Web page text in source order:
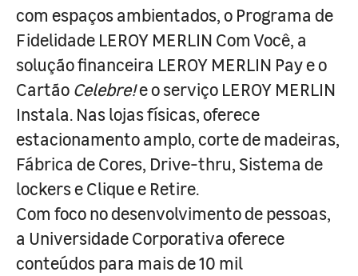
com espaços ambientados, o Programa de
Fidelidade LEROY MERLIN Com Você, a
solução financeira LEROY MERLIN Pay e o
Cartão Celebre!e o serviço LEROY MERLIN
Instala. Nas lojas físicas, oferece
estacionamento amplo, corte de madeiras,
Fábrica de Cores, Drive-thru, Sistema de
lockers e Clique e Retire.
Com foco no desenvolvimento de pessoas,
a Universidade Corporativa oferece
conteúdos para mais de 10 mil